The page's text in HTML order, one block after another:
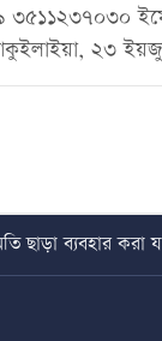
২৩
ছাড়া ব্যবহার করা